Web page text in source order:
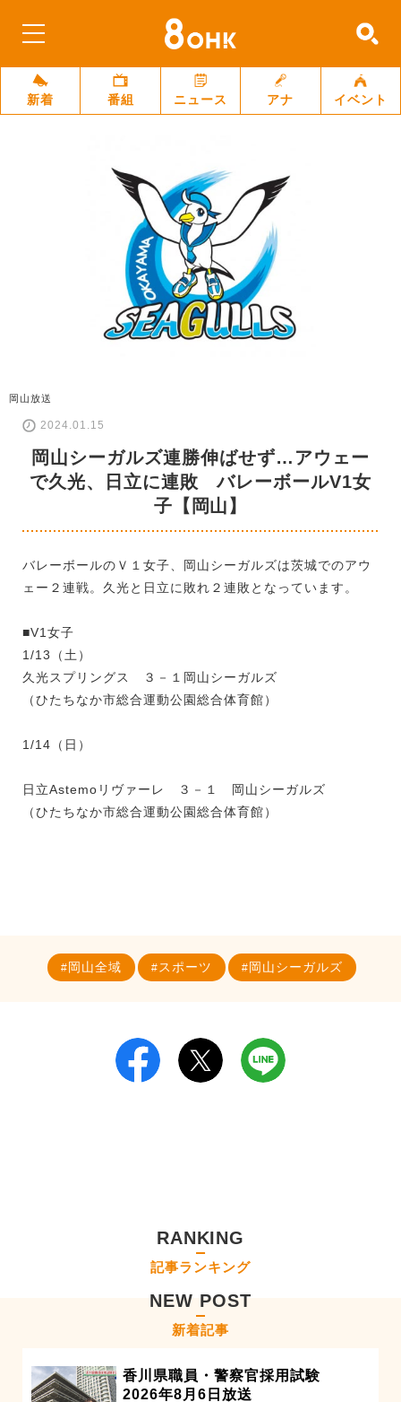
新着 番組 ニュース アナ イベント
岡山放送
2024.01.15
岡山シーガルズ連勝伸ばせず…アウェー
で久光、日立に連敗 バレーボールV1女
子【岡山】
バレーボールのＶ１女子、岡山シーガルズは茨城でのアウ
ェー２連戦。久光と日立に敗れ２連敗となっています。
■V1女子
1/13（土）
久光スプリングス ３－１岡山シーガルズ
（ひたちなか市総合運動公園総合体育館）
1/14（日）
日立Astemoリヴァーレ ３－１ 岡山シーガルズ
（ひたちなか市総合運動公園総合体育館）
岡山全域 スポーツ 岡山シーガルズ
RANKING
記事ランキング
NEW POST
新着記事
香川県職員・警察官採用試験
2026年8月6日放送